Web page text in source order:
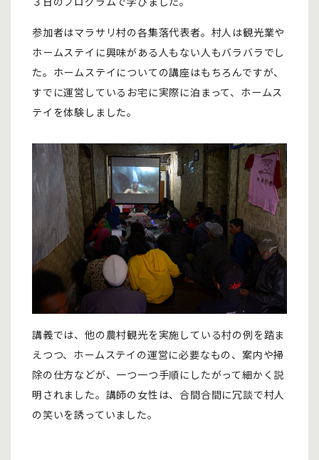
参加者はマラサリ村の各集落代表者。村人は観光業や
ホームステイに興味がある人もない人もバラバラでし
た。ホームステイについての講座はもちろんですが、
すでに運営しているお宅に実際に泊まって、ホームス
テイを体験しました。
講義では、他の農村観光を実施している村の例を踏ま
えつつ、ホームステイの運営に必要なもの、案内や掃
除の仕方などが、一つ一つ手順にしたがって細かく説
明されました。講師の女性は、合間合間に冗談で村人
の笑いを誘っていました。